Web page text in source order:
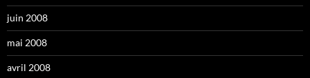
juin 2008
mai 2008
avril 2008